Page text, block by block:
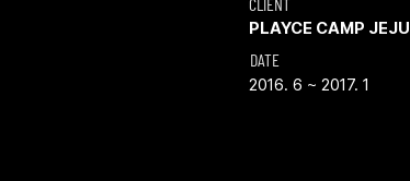
PLAYCE CAMP JEJU
DATE
2016. 6 ~ 2017. 1